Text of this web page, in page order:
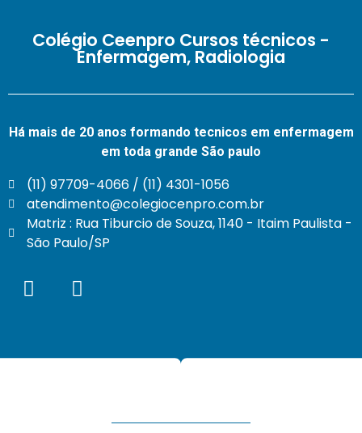
Colégio Ceenpro Cursos técnicos -
Enfermagem, Radiologia
Há mais de 20 anos formando tecnicos em enfermagem
em toda grande São paulo
(11) 97709-4066 / (11) 4301-1056
atendimento@colegiocenpro.com.br
Matriz : Rua Tiburcio de Souza, 1140 - Itaim Paulista -
São Paulo/SP